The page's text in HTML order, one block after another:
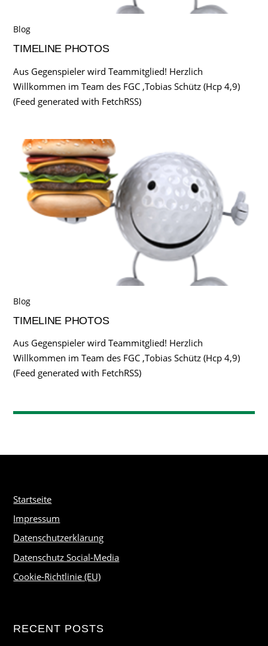
Blog
TIMELINE PHOTOS
Aus Gegenspieler wird Teammitglied! Herzlich
Willkommen im Team des FGC ,Tobias Schütz (Hcp 4,9)
(Feed generated with FetchRSS)
Blog
TIMELINE PHOTOS
Aus Gegenspieler wird Teammitglied! Herzlich
Willkommen im Team des FGC ,Tobias Schütz (Hcp 4,9)
(Feed generated with FetchRSS)
Startseite
Impressum
Datenschutzerklärung
Datenschutz Social-Media
Cookie-Richtlinie (EU)
RECENT POSTS